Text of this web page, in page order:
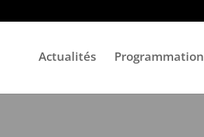
Actualités Programmation